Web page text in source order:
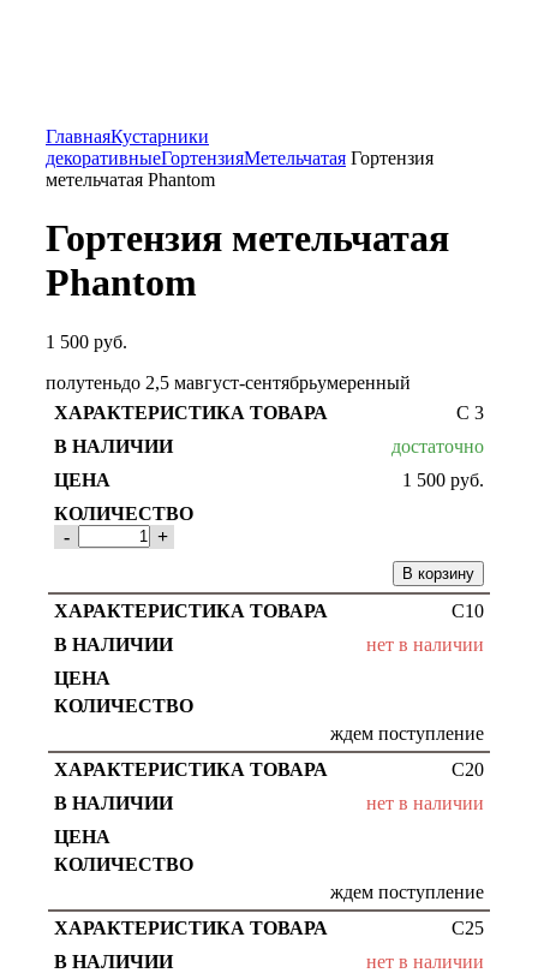
ГлавнаяКустарники
декоративныеГортензияМетельчатая Гортензия
метельчатая Phantom
Гортензия метельчатая
Phantom
1 500 руб.
полутеньдо 2,5 мавгуст-сентябрьумеренный
С 3
достаточно
1 500 руб.
- +
В корзину
С10
нет в наличии
ждем поступление
С20
нет в наличии
ждем поступление
С25
нет в наличии